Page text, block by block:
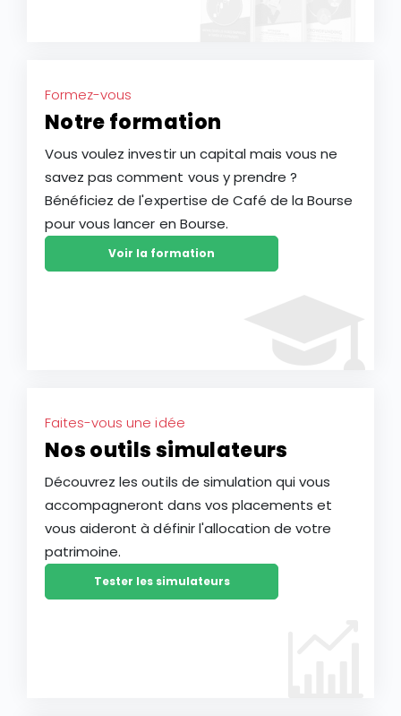
Formez-vous
Notre formation
Vous voulez investir un capital mais vous ne
savez pas comment vous y prendre ?
Bénéficiez de l'expertise de Café de la Bourse
pour vous lancer en Bourse.
Voir la formation
Faites-vous une idée
Nos outils simulateurs
Découvrez les outils de simulation qui vous
accompagneront dans vos placements et
vous aideront à définir l'allocation de votre
patrimoine.
Tester les simulateurs